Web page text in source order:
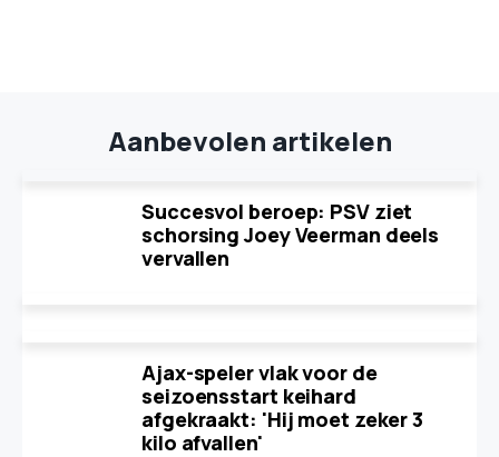
Aanbevolen artikelen
Succesvol beroep: PSV ziet
schorsing Joey Veerman deels
vervallen
Ajax-speler vlak voor de
seizoensstart keihard
afgekraakt: 'Hij moet zeker 3
kilo afvallen'